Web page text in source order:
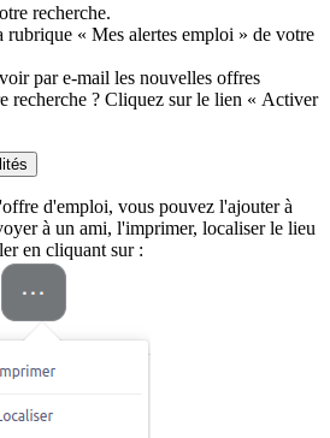
recherche.
rubrique « Mes alertes emploi » de votre
par e-mail les nouvelles offres
recherche ? Cliquez sur le lien « Activer
d'emploi, vous pouvez l'ajouter à
à un ami, l'imprimer, localiser le lieu
en cliquant sur :